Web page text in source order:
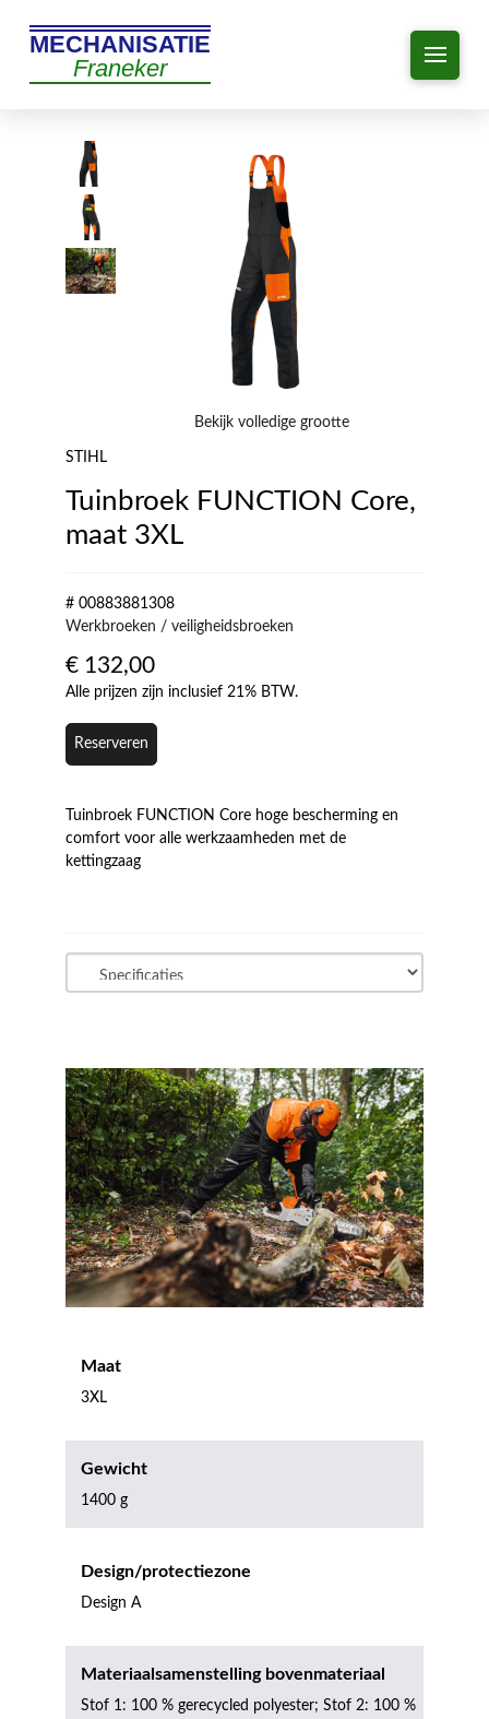
MECHANISATIE
Franeker
Bekijk volledige grootte
STIHL
Tuinbroek FUNCTION Core,
maat 3XL
# 00883881308
Werkbroeken / veiligheidsbroeken
€ 132,00
Alle prijzen zijn inclusief 21% BTW.
Reserveren
Tuinbroek FUNCTION Core hoge bescherming en
comfort voor alle werkzaamheden met de
kettingzaag
Maat
3XL
Gewicht
1400 g
Design/protectiezone
Design A
Materiaalsamenstelling bovenmateriaal
Stof 1: 100 % gerecycled polyester; Stof 2: 100 %